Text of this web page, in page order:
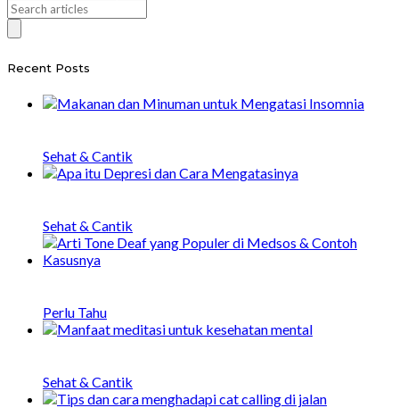
Recent Posts
Sehat & Cantik
Sehat & Cantik
Perlu Tahu
Sehat & Cantik